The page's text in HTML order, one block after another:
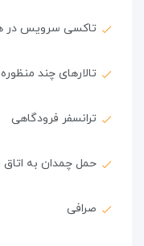
تاکسی سرویس در
تالارهای چند منظوره
ترانسفر فرودگاهی
حمل چمدان به
صرافی